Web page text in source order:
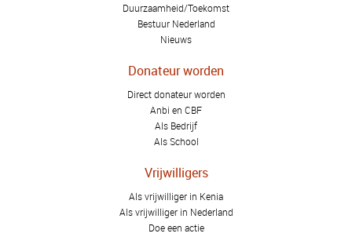
Duurzaamheid/Toekomst
Bestuur Nederland
Nieuws
Donateur worden
Direct donateur worden
Anbi en CBF
Als Bedrijf
Als School
Vrijwilligers
Als vrijwilliger in Kenia
Als vrijwilliger in Nederland
Doe een actie